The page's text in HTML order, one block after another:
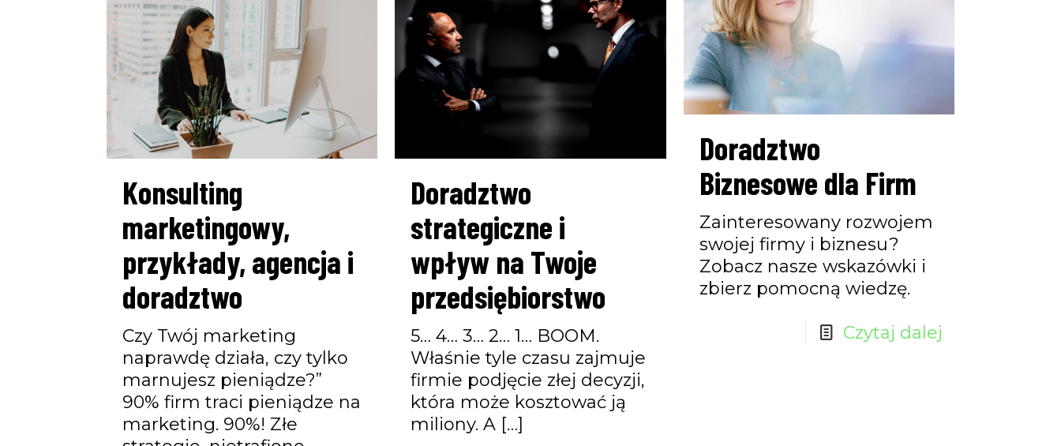
Konsulting
marketingowy,
przykłady, agencja i
doradztwo
Czy Twój marketing
naprawdę działa, czy tylko
marnujesz pieniądze?”
90% firm traci pieniądze na
marketing. 90%! Złe
Doradztwo
strategiczne i
wpływ na Twoje
przedsiębiorstwo
5… 4… 3… 2… 1… BOOM.
Właśnie tyle czasu zajmuje
firmie podjęcie złej decyzji,
która może kosztować ją
miliony. A […]
Doradztwo
Biznesowe dla Firm
Zainteresowany rozwojem
swojej firmy i biznesu?
Zobacz nasze wskazówki i
zbierz pomocną wiedzę.
Czytaj dalej